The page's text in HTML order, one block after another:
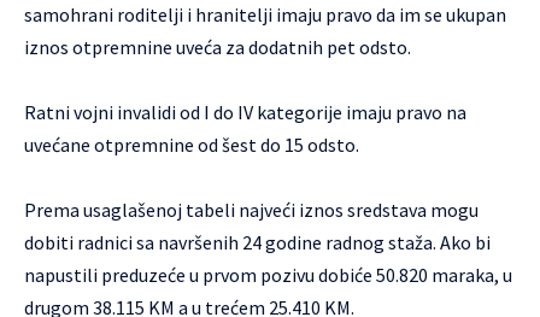
samohrani roditelji i hranitelji imaju pravo da im se ukupan
iznos otpremnine uveća za dodatnih pet odsto.
Ratni vojni invalidi od I do IV kategorije imaju pravo na
uvećane otpremnine od šest do 15 odsto.
Prema usaglašenoj tabeli najveći iznos sredstava mogu
dobiti radnici sa navršenih 24 godine radnog staža. Ako bi
napustili preduzeće u prvom pozivu dobiće 50.820 maraka, u
drugom 38.115 KM a u trećem 25.410 KM.